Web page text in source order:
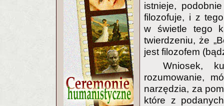
istnieje,
filozofuje, i z
w świetle tego
twierdzeniu, że
jest filozofem
Wniosek,
rozumowanie,
narzędzia, za
które z